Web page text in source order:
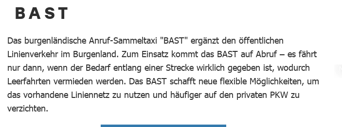
BAST
Das burgenländische Anruf-Sammeltaxi "BAST" ergänzt den öffentlichen
Linienverkehr im Burgenland. Zum Einsatz kommt das BAST auf Abruf – es fährt
nur dann, wenn der Bedarf entlang einer Strecke wirklich gegeben ist, wodurch
Leerfahrten vermieden werden. Das BAST schafft neue flexible Möglichkeiten, um
das vorhandene Liniennetz zu nutzen und häufiger auf den privaten PKW zu
verzichten.